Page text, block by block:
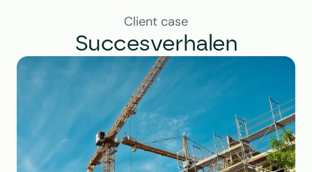
Client case
Succesverhalen